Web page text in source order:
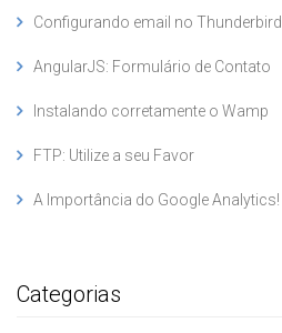
Configurando email no Thunderbird
AngularJS: Formulário de Contato
Instalando corretamente o Wamp
FTP: Utilize a seu Favor
A Importância do Google Analytics!
Categorias